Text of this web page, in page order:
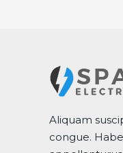
Aliquam
congue.